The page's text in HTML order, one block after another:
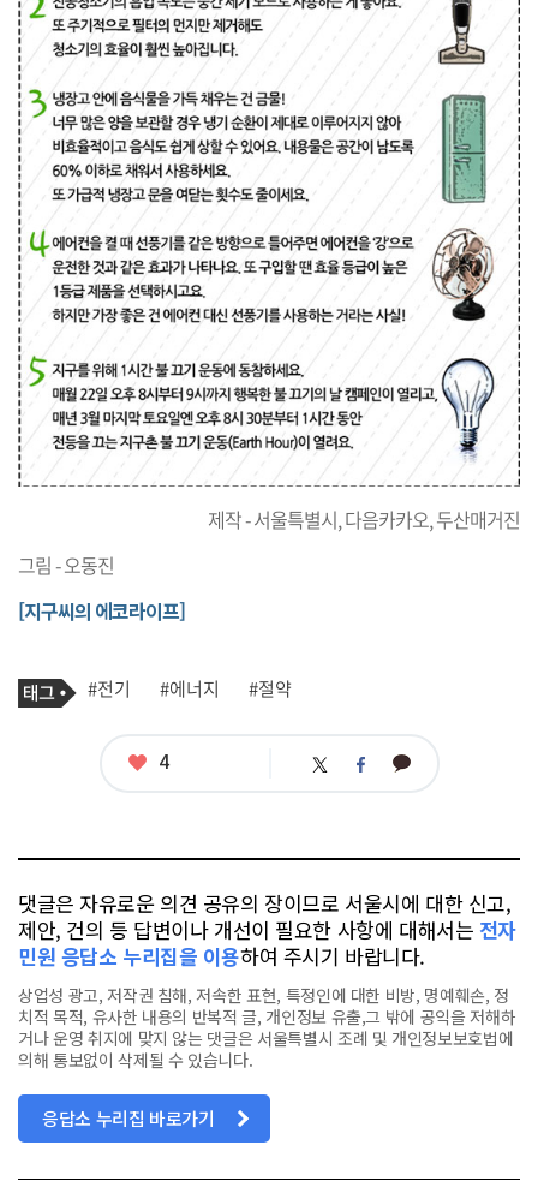
제작 - 서울특별시, 다음카카오, 두산매거진
그림 - 오동진
[지구씨의 에코라이프]
기
사
태
그
#전기 #에너지 #절약
좋
4 트 페 카
댓글은 자유로운 의견 공유의 장이므로 서울시에 대한 신고,
제안, 건의 등 답변이나 개선이 필요한 사항에 대해서는 전자
민원 응답소 누리집을 이용하여 주시기 바랍니다.
상업성 광고, 저작권 침해, 저속한 표현, 특정인에 대한 비방, 명예훼손, 정
치적 목적, 유사한 내용의 반복적 글, 개인정보 유출,그 밖에 공익을 저해하
거나 운영 취지에 맞지 않는 댓글은 서울특별시 조례 및 개인정보보호법에
의해 통보없이 삭제될 수 있습니다.
응답소 누리집 바로가기